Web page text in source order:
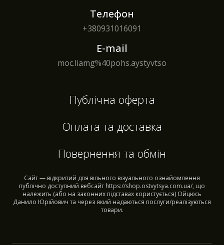
Телефон
+380931016091
E-mail
moc.liamg%40pohs.aystyvtso
Публічна оферта
Оплата та доставка
Повернення та обмін
Сайт — відкритий для вільного візуального ознайомлення
публічно доступний вебсайт https://shop.ostvytsya.com.ua/, що
належить (або на законних підставах користується) Ойцюсь
Данило Юрійович та через який надаються послуги/реалізуються
товари.